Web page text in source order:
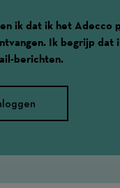
ik dat ik het Adecco
Ik begrijp dat
berichten.